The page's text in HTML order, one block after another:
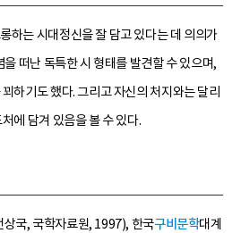
하는 시대정신을 잘 담고 있다는 데 의의가
떠난 독특한 시 형태를 발견할 수 있으며,
하기도 했다. 그리고 자신의 처지와는 달리
에 담겨 있음을 볼 수 있다.
국, 국학자료원, 1997), 한국구비문학대계